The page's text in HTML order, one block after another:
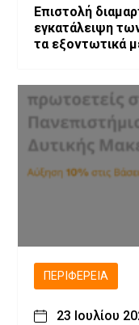
Επιστολή
εγκατάλειψη
τα εξοντωτικά
ΠΕΡΙΦΈΡΕΙΑ
23 Ιουλίου